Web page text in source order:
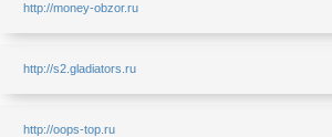
http://money-obzor.ru
http://s2.gladiators.ru
http://oops-top.ru